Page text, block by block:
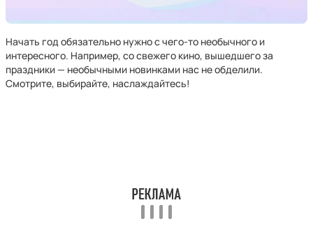
Начать год обязательно нужно с чего-то необычного и
интересного. Например, со свежего кино, вышедшего за
праздники — необычными новинками нас не обделили.
Смотрите, выбирайте, наслаждайтесь!